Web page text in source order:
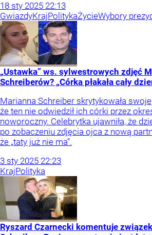
18 sty 2025 22:13
GwiazdyKrajPolitykaŻycieWybory
„Ustawka” ws. sylwestrowych zdjęć
Schreiberów? „Córka płakała cały
Marianna Schreiber skrytykowała
że ten nie odwiedził ich córki przez
noworoczny. Celebrytka ujawniła, że
po zobaczeniu zdjęcia ojca z nową
że „taty już nie ma”.
3 sty 2025 22:23
KrajPolityka
Ryszard Czarnecki komentuje